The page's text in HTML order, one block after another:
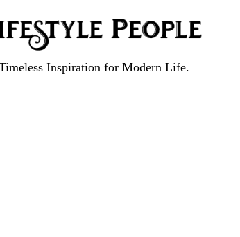
Inspiration for Modern Life.